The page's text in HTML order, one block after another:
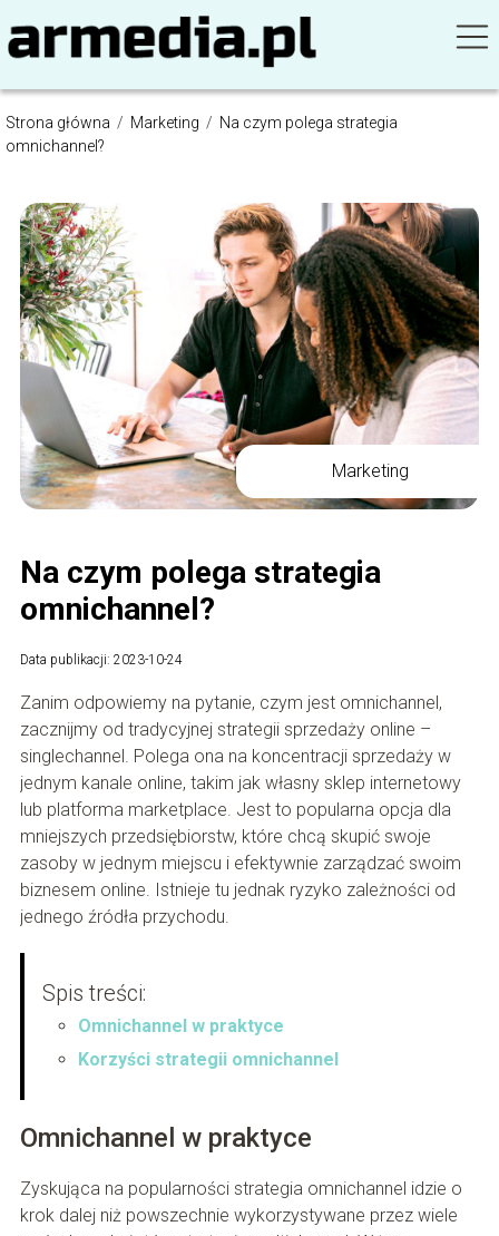
Strona główna / Marketing / Na czym polega strategia
omnichannel?
Marketing
Na czym polega strategia
omnichannel?
Data publikacji: 2023-10-24
Zanim odpowiemy na pytanie, czym jest omnichannel,
zacznijmy od tradycyjnej strategii sprzedaży online –
singlechannel. Polega ona na koncentracji sprzedaży w
jednym kanale online, takim jak własny sklep internetowy
lub platforma marketplace. Jest to popularna opcja dla
mniejszych przedsiębiorstw, które chcą skupić swoje
zasoby w jednym miejscu i efektywnie zarządzać swoim
biznesem online. Istnieje tu jednak ryzyko zależności od
jednego źródła przychodu.
Spis treści:
Omnichannel w praktyce
Korzyści strategii omnichannel
Omnichannel w praktyce
Zyskująca na popularności strategia omnichannel idzie o
krok dalej niż powszechnie wykorzystywane przez wiele